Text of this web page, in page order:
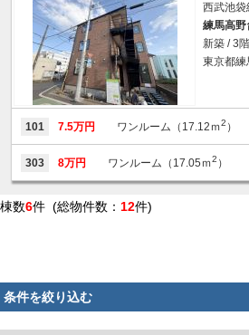
西武池袋
練馬高野
新築 / 3
東京都練
101 7.5万円 ワンルーム（17.12ｍ2 ）
303 8万円 ワンルーム（17.05ｍ2 ）
棟数6件 (総物件数： 12件)
条件を絞り込む